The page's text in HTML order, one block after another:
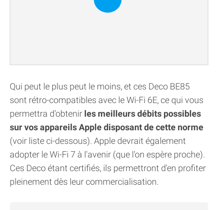
Qui peut le plus peut le moins, et ces Deco BE85
sont rétro-compatibles avec le Wi-Fi 6E, ce qui vous
permettra d'obtenir les meilleurs débits possibles
sur vos appareils Apple disposant de cette norme
(voir liste ci-dessous). Apple devrait également
adopter le Wi-Fi 7 à l'avenir (que l'on espère proche).
Ces Deco étant certifiés, ils permettront d'en profiter
pleinement dès leur commercialisation.